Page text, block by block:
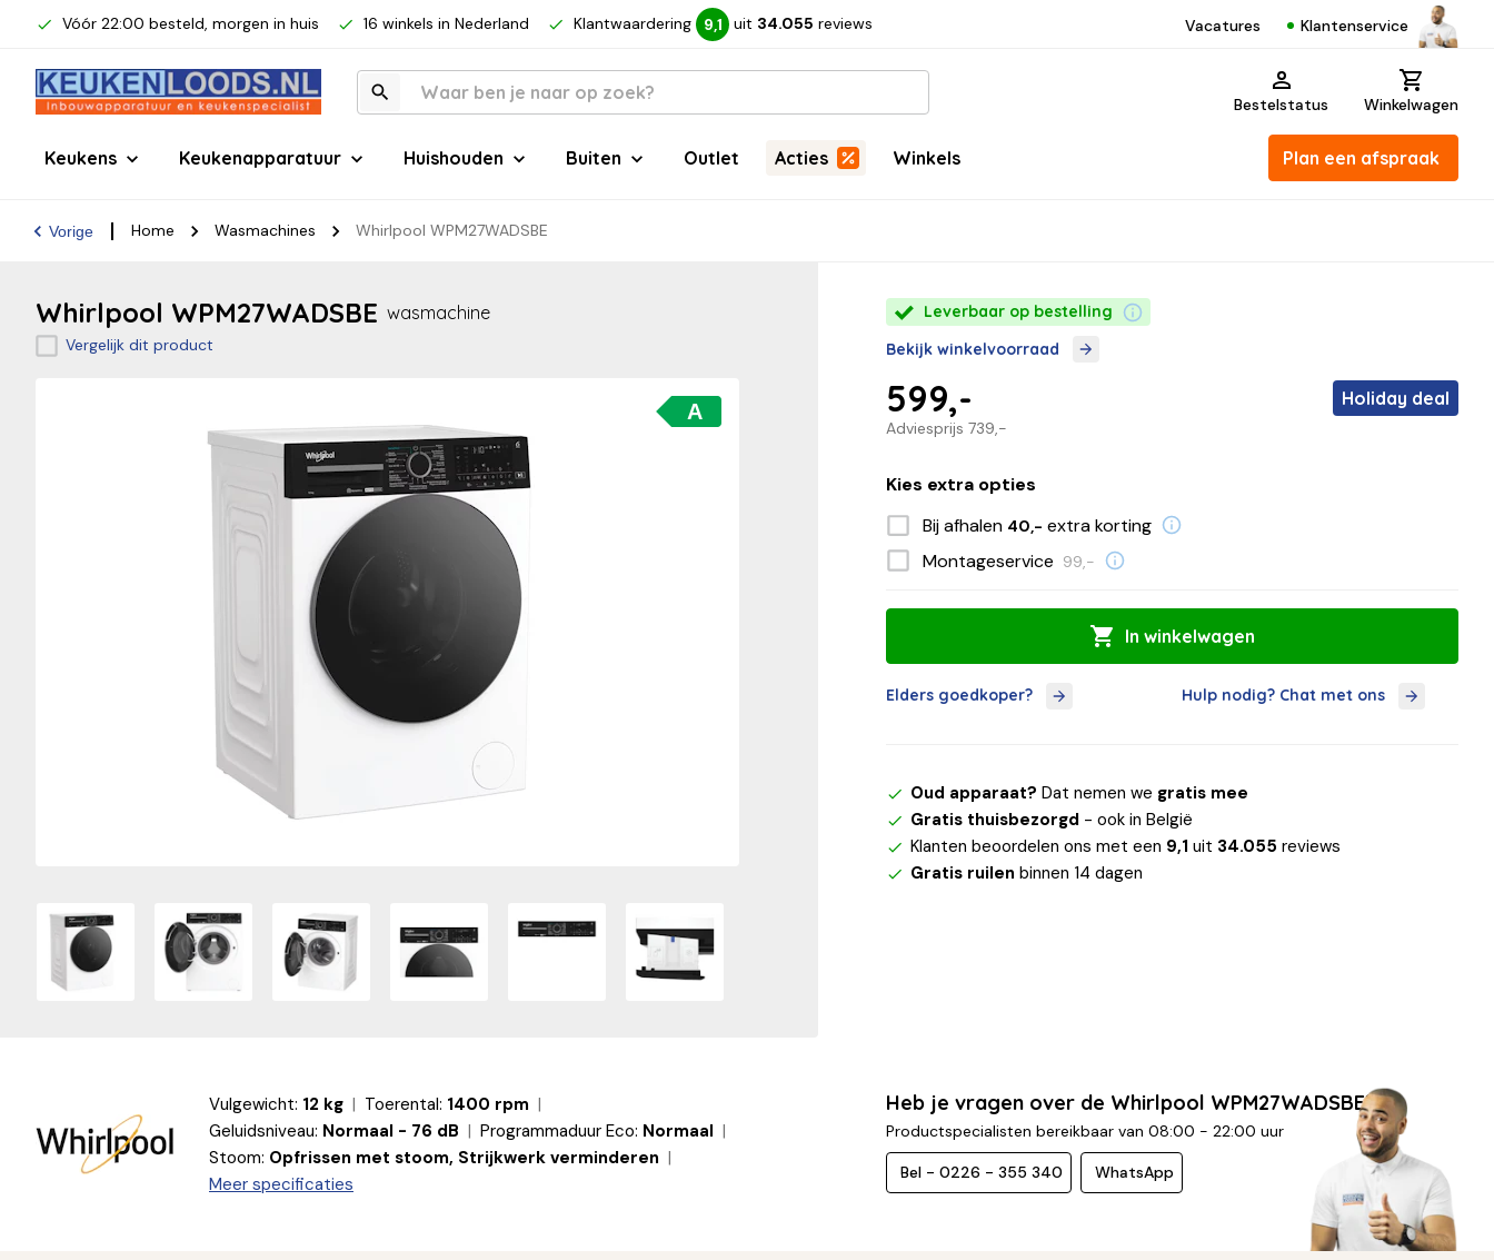
Vóór 22:00 besteld, morgen in huis 16 winkels in Nederland Klantwaardering 9,1 uit 34.055 reviews Vacatures Klantenservice
Bestelstatus Winkelwagen
Keukens Keukenapparatuur Huishouden Buiten Outlet Acties Winkels Plan een afspraak
Vorige Home Wasmachines Whirlpool WPM27WADSBE
Whirlpool WPM27WADSBE wasmachine
Vergelijk dit product
A
Leverbaar op bestelling
Bekijk winkelvoorraad
Adviesprijs739,-
599,- Holiday deal
Kies extra opties
Bij afhalen 40,- extra korting
Montageservice 99,-
In winkelwagen
Elders goedkoper? Hulp nodig? Chat met ons
Oud apparaat? Dat nemen we gratis mee
Gratis thuisbezorgd - ook in België
Klanten beoordelen ons met een 9,1 uit 34.055 reviews
Gratis ruilen binnen 14 dagen
Vulgewicht: 12 kg Toerental: 1400 rpm
Geluidsniveau: Normaal - 76 dB Programmaduur Eco: Normaal
Stoom: Opfrissen met stoom, Strijkwerk verminderen
Meer specificaties
Heb je vragen over de Whirlpool WPM27WADSBE?
Productspecialisten bereikbaar van 08:00 - 22:00 uur
Bel - 0226 - 355 340 WhatsApp